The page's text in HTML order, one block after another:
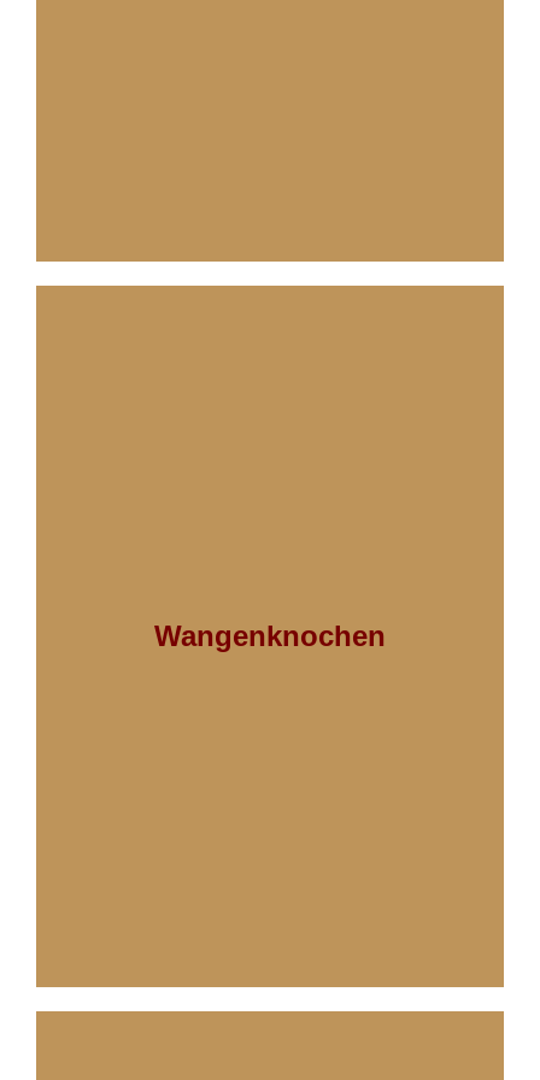
Wangenknochen